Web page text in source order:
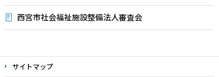
西宮市社会福祉施設整備法人審査会
文
こ サイトマップ